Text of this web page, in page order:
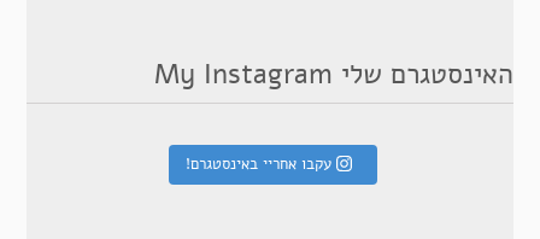
האינסטגרם שלי My Instagram
עקבו אחריי באינסטגרם!